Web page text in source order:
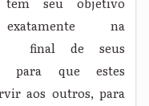
na
final de seus
para que estes
aos outros, para